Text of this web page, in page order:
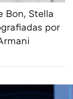
Bon, Stella
por